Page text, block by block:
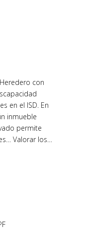
Heredero con
en el ISD. En
inmueble
permite
Valorar los…